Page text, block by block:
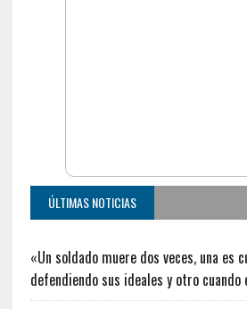
ÚLTIMAS NOTICIAS
«Un soldado muere dos veces, una es
defendiendo sus ideales y otro cuando